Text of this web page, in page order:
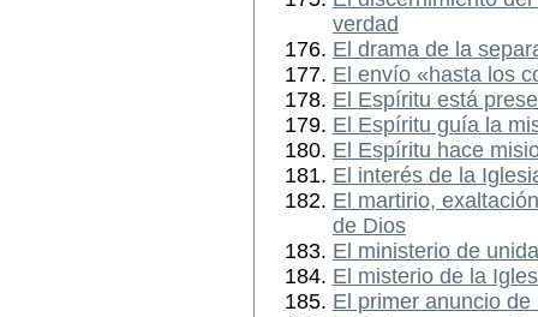
verdad
El drama de la
El envío «hasta los
El Espíritu está
El Espíritu guía la
El Espíritu hace
El interés de la
El martirio,
de Dios
El ministerio de
El misterio de la
El primer anuncio